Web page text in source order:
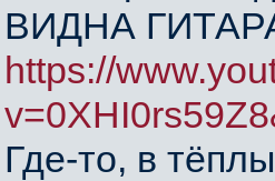
ВИДНА
https://
Где-то, в